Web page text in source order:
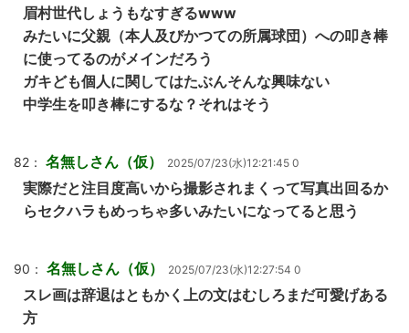
眉村世代しょうもなすぎるwww
みたいに父親（本人及びかつての所属球団）への叩き棒
に使ってるのがメインだろう
ガキども個人に関してはたぶんそんな興味ない
中学生を叩き棒にするな？それはそう
82： 名無しさん（仮） 2025/07/23(水)12:21:45 0
実際だと注目度高いから撮影されまくって写真出回るか
らセクハラもめっちゃ多いみたいになってると思う
90： 名無しさん（仮） 2025/07/23(水)12:27:54 0
スレ画は辞退はともかく上の文はむしろまだ可愛げある
方